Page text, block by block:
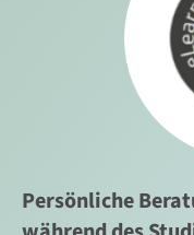
Persönliche